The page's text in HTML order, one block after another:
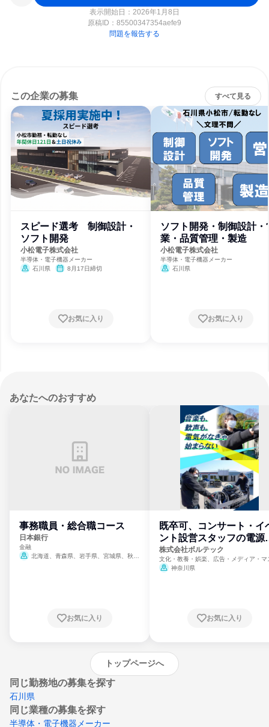
表示開始日：2026年1月8日
原稿ID： 85500347354aefe9
問題を報告する
この企業の募集 すべて見る
スピード選考 制御設計・
ソフト開発
小松電子株式会社
半導体・電子機器メーカー
石川県
8月17日締切
お気に入り
ソフト開発・制御設計・
業・品質管理・製造
小松電子株式会社
半導体・電子機器メーカー
石川県
お気に入り
あなたへのおすすめ
事務職員・総合職コース
日本銀行
金融
北海道、青森県、岩手県、宮城県、秋田
崎県、熊本県、大分県、宮崎県、鹿児島県、
お気に入り
既卒可、コンサート・イ
ント設営スタッフの電源
門
株式会社ボルテック
文化・教養・娯楽、広告・メディア・マ
ミ、電力・ガス・水道・エネルギー
神奈川県
お気に入り
トップページへ
同じ勤務地の募集を探す
石川県
同じ業種の募集を探す
半導体・電子機器メーカー